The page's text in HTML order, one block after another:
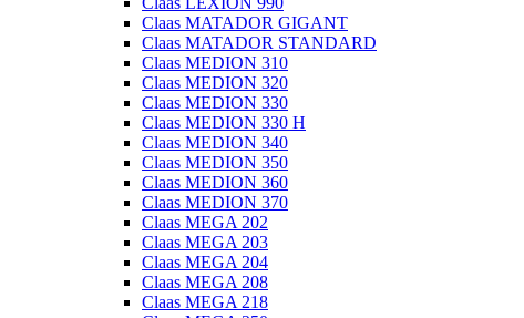
Claas MATADOR GIGANT
Claas MATADOR STANDARD
Claas MEDION 310
Claas MEDION 320
Claas MEDION 330
Claas MEDION 330 H
Claas MEDION 340
Claas MEDION 350
Claas MEDION 360
Claas MEDION 370
Claas MEGA 202
Claas MEGA 203
Claas MEGA 204
Claas MEGA 208
Claas MEGA 218